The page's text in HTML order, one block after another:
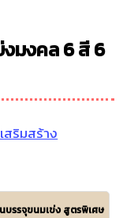
มงคล 6 สี 6
สริมสร้าง
บรรจุขนมเข่ง สูตรพิเศษ